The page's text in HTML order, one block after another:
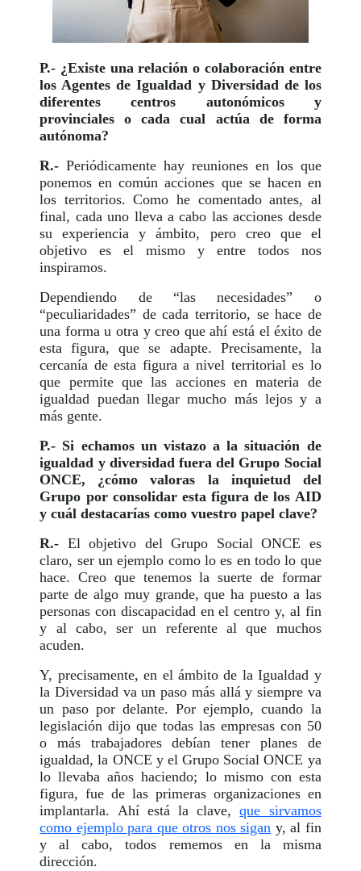
P.- ¿Existe una relación o colaboración entre
los Agentes de Igualdad y Diversidad de los
diferentes centros autonómicos y
provinciales o cada cual actúa de forma
autónoma?
R.- Periódicamente hay reuniones en los que
ponemos en común acciones que se hacen en
los territorios. Como he comentado antes, al
final, cada uno lleva a cabo las acciones desde
su experiencia y ámbito, pero creo que el
objetivo es el mismo y entre todos nos
inspiramos.
Dependiendo de “las necesidades” o
“peculiaridades” de cada territorio, se hace de
una forma u otra y creo que ahí está el éxito de
esta figura, que se adapte. Precisamente, la
cercanía de esta figura a nivel territorial es lo
que permite que las acciones en materia de
igualdad puedan llegar mucho más lejos y a
más gente.
P.- Si echamos un vistazo a la situación de
igualdad y diversidad fuera del Grupo Social
ONCE, ¿cómo valoras la inquietud del
Grupo por consolidar esta figura de los AID
y cuál destacarías como vuestro papel clave?
R.- El objetivo del Grupo Social ONCE es
claro, ser un ejemplo como lo es en todo lo que
hace. Creo que tenemos la suerte de formar
parte de algo muy grande, que ha puesto a las
personas con discapacidad en el centro y, al fin
y al cabo, ser un referente al que muchos
acuden.
Y, precisamente, en el ámbito de la Igualdad y
la Diversidad va un paso más allá y siempre va
un paso por delante. Por ejemplo, cuando la
legislación dijo que todas las empresas con 50
o más trabajadores debían tener planes de
igualdad, la ONCE y el Grupo Social ONCE ya
lo llevaba años haciendo; lo mismo con esta
figura, fue de las primeras organizaciones en
implantarla. Ahí está la clave,que sirvamos
como ejemplo para que otros nos sigan y, al fin
y al cabo, todos rememos en la misma
dirección.